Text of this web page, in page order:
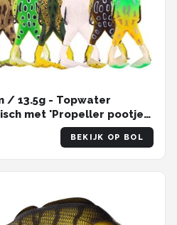
/ 13.5g - Topwater
met 'Propeller pootjes'
BEKIJK OP BOL